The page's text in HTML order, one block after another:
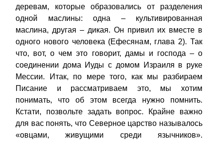
деревам, которые образовались от разделения
одной маслины: одна – культивированная
маслина, другая – дикая. Он привил их вместе в
одного нового человека (Ефесянам, глава 2). Так
что, вот, о чем это говорит, дамы и господа – о
соединении дома Иуды с домом Израиля в руке
Мессии. Итак, по мере того, как мы разбираем
Писание и рассматриваем это, мы хотим
понимать, что об этом всегда нужно помнить.
Кстати, позвольте задать вопрос. Крайне важно
для вас понять, что Северное царство называлось
«овцами, живущими среди язычников».